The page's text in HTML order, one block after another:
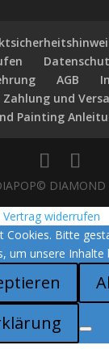
AGB
Zahlung und
Painting
DIAMOND
Vertrag widerrufen
Cookies. Bitte
um unsere Inhalte